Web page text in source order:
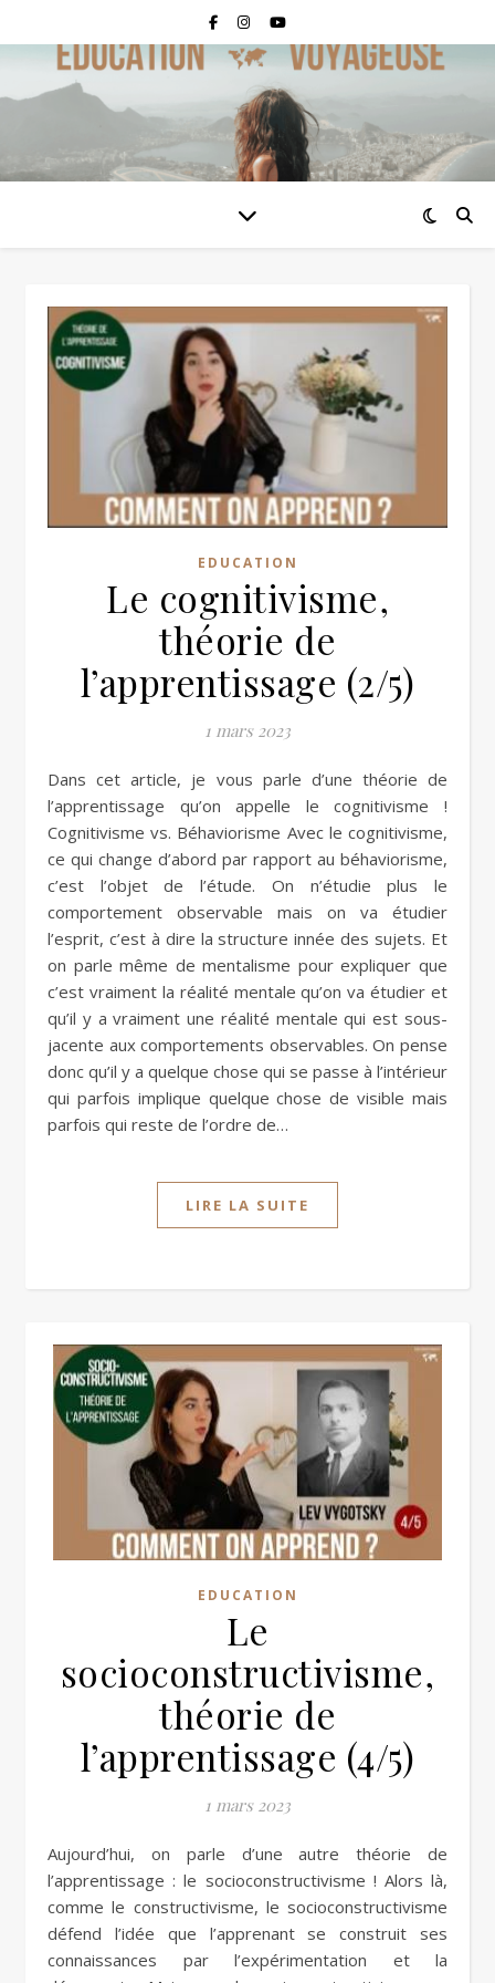
EDUCATION
Le cognitivisme,
théorie de
l’apprentissage (2/5)
1 mars 2023
Dans cet article, je vous parle d’une théorie de
l’apprentissage qu’on appelle le cognitivisme !
Cognitivisme vs. Béhaviorisme Avec le cognitivisme,
ce qui change d’abord par rapport au béhaviorisme,
c’est l’objet de l’étude. On n’étudie plus le
comportement observable mais on va étudier
l’esprit, c’est à dire la structure innée des sujets. Et
on parle même de mentalisme pour expliquer que
c’est vraiment la réalité mentale qu’on va étudier et
qu’il y a vraiment une réalité mentale qui est sous-
jacente aux comportements observables. On pense
donc qu’il y a quelque chose qui se passe à l’intérieur
qui parfois implique quelque chose de visible mais
parfois qui reste de l’ordre de…
LIRE LA SUITE
EDUCATION
Le
socioconstructivisme,
théorie de
l’apprentissage (4/5)
1 mars 2023
Aujourd’hui, on parle d’une autre théorie de
l’apprentissage : le socioconstructivisme ! Alors là,
comme le constructivisme, le socioconstructivisme
défend l’idée que l’apprenant se construit ses
connaissances par l’expérimentation et la